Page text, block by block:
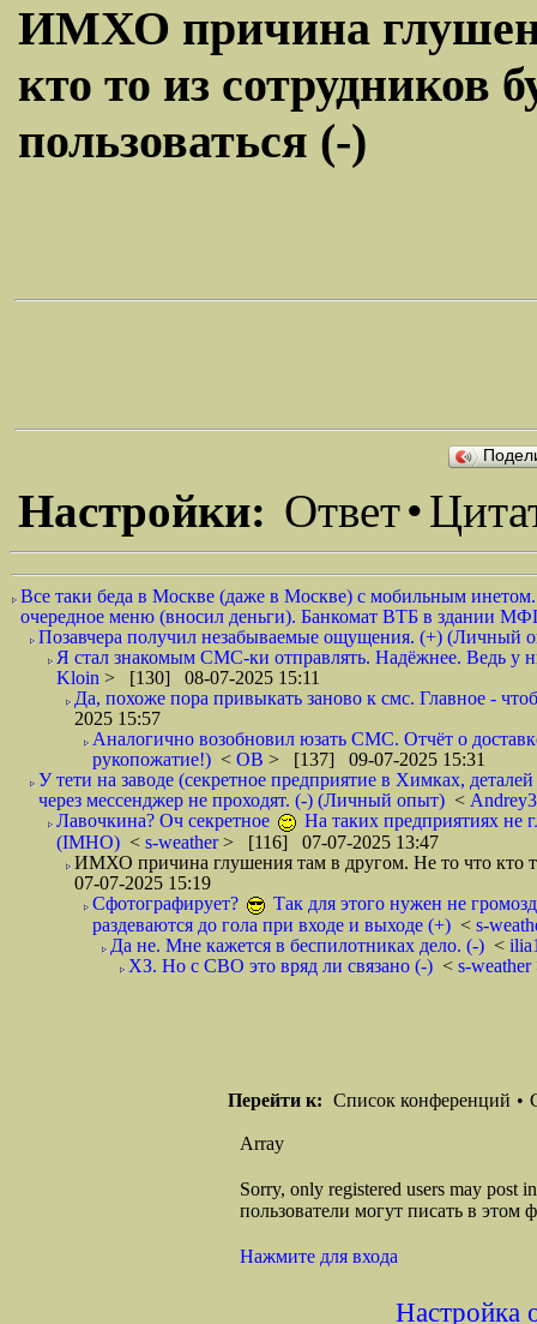
ИМХО причина
кто то из сотрудников
пользоваться (-)
Настройки: Ответ•
Все таки беда в Москве (даже в Москве) с мобильным
очередное меню (вносил деньги). Банкомат ВТБ в здании
Позавчера получил незабываемые ощущения. (+) (Личный
Я стал знакомым СМС-ки отправлять. Надёжнее. Ведь у
Kloin > [130] 08-07-2025 15:11
Да, похоже пора привыкать заново к смс. Главное -
2025 15:57
Аналогично возобновил юзать СМС. Отчёт о
рукопожатие!) < ОВ > [137] 09-07-2025 15:31
У тети на заводе (секретное предприятие в Химках,
через мессенджер не проходят. (-) (Личный опыт) <
Лавочкина? Оч секретное
На таких предприятиях не
(IMHO) < s-weather> [116] 07-07-2025 13:47
ИМХО причина глушения там в другом. Не то что кто
07-07-2025 15:19
Сфотографирует?
Так для этого нужен не
раздеваются до гола при входе и выходе (+) < s-
Да не. Мне кажется в беспилотниках дело. (-) <
ХЗ. Но с СВО это вряд ли связано (-) < s-weather
Перейти к: Список конференций •
Array
Sorry, only registered users may post
пользователи могут писать в этом
Нажмите для входа
Настройка